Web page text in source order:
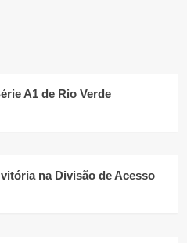
A1 de Rio Verde
na Divisão de Acesso